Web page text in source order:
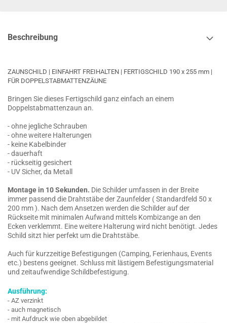
Beschreibung
ZAUNSCHILD | EINFAHRT FREIHALTEN | FERTIGSCHILD 190 x 255 mm |
FÜR DOPPELSTABMATTENZÄUNE
Bringen Sie dieses Fertigschild ganz einfach an einem
Doppelstabmattenzaun an.
- ohne jegliche Schrauben
- ohne weitere Halterungen
- keine Kabelbinder
- dauerhaft
- rückseitig gesichert
- UV Sicher, da Metall
Montage in 10 Sekunden. Die Schilder umfassen in der Breite
immer passend die Drahtstäbe der Zaunfelder ( Standardfeld 50 x
200 mm ). Nach dem Ansetzen werden die Schilder auf der
Rückseite mit minimalen Aufwand mittels Kombizange an den
Ecken verklemmt. Eine weitere Halterung wird nicht benötigt. Jedes
Schild sitzt hier perfekt um die Drahtstäbe.
Auch für kurzzeitige Befestigungen (Camping, Ferienhaus, Events
etc.) bestens geeignet. Schluss mit lästigem Befestigungsmaterial
und zeitaufwendige Schildbefestigung.
Ausführung:
- AZ verzinkt
- auch magnetisch
- mit Aufdruck wie oben abgebildet